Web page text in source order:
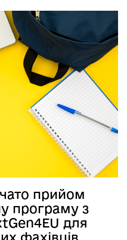
прийом
програму з
для
фахівців